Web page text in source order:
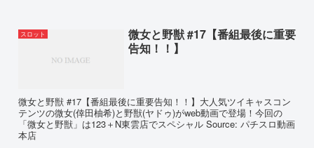
スロット
微女と野獣 #17【番組最後に重要
告知！！】
微女と野獣 #17【番組最後に重要告知！！】大人気ツイキャスコン
テンツの微女(倖田柚希)と野獣(ヤドゥ)がweb動画で登場！今回の
「微女と野獣」は123＋N東雲店でスペシャル Source: パチスロ動画
本店